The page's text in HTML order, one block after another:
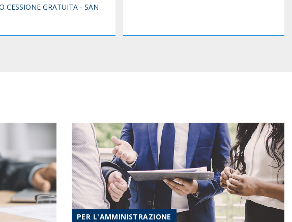
CESSIONE GRATUITA - SAN
PER L'AMMINISTRAZIONE